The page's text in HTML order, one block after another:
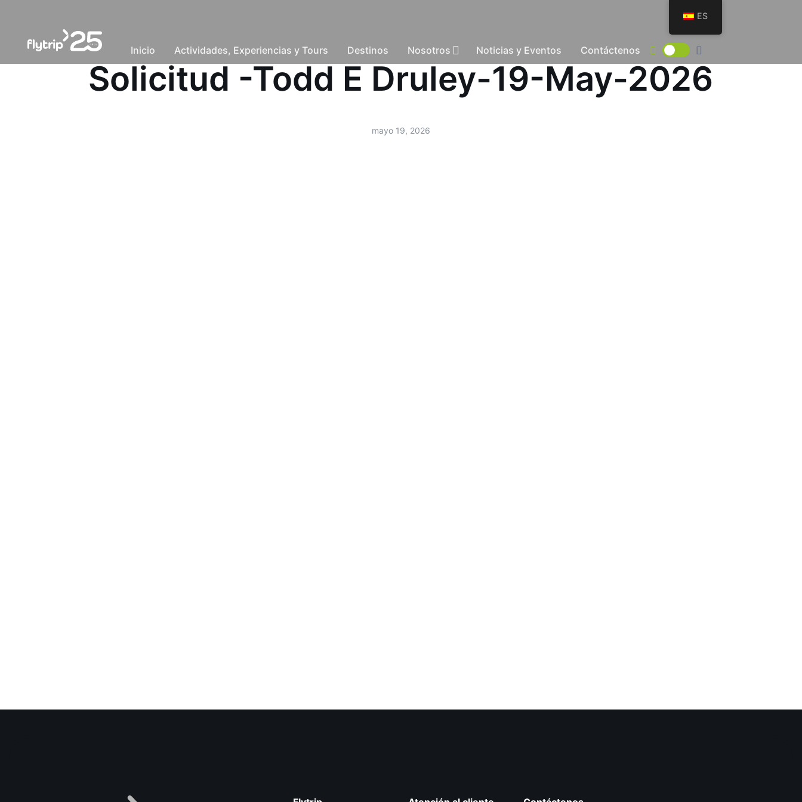
Inicio Actividades, Experiencias y Tours Destinos Nosotros Noticias y Eventos Contáctenos
Solicitud -Todd E Druley-19-May-2026
mayo 19, 2026
ES